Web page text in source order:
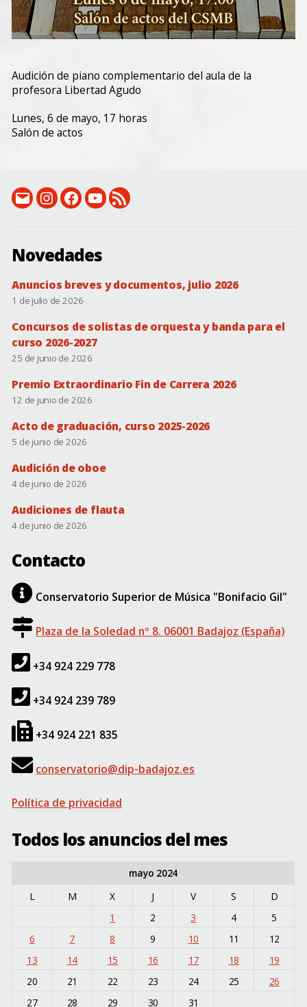
Audición de piano complementario del aula de la
profesora Libertad Agudo
Lunes, 6 de mayo, 17 horas
Salón de actos
email:Instagram:
Facebook:
CanalRSS
Novedades
Anuncios breves y documentos, julio 2026
1 de julio de 2026
Concursos de solistas de orquesta y banda para el
curso 2026-2027
25 de junio de 2026
Premio Extraordinario Fin de Carrera 2026
12 de junio de 2026
Acto de graduación, curso 2025-2026
5 de junio de 2026
Audición de oboe
4 de junio de 2026
Audiciones de flauta
4 de junio de 2026
Contacto
Conservatorio Superior de Música "Bonifacio Gil"
Plaza de la Soledad nº 8. 06001 Badajoz (España)
+34 924 229 778
+34 924 239 789
+34 924 221 835
conservatorio@dip-badajoz.es
Política de privacidad
Todos los anuncios del mes
mayo 2024
L
M X J V S
D
1
2 3 4
5
6
7 8 9 10 11
12
13
14 15 16 17 18
19
20
21 22 23 24 25
26
27
28 29 30 31